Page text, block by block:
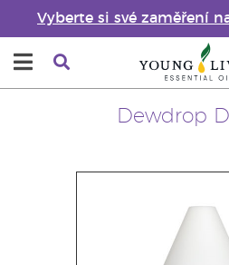
Vyberte si své zaměření
Dewdrop